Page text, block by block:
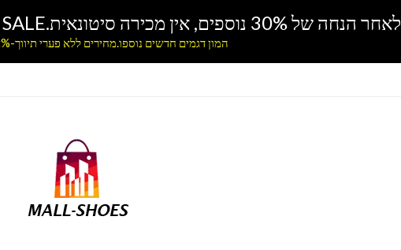
לאחר הנחה של 30% נוספים, אין מכירה סיטונאית.SPRING SALE
המון דגמים חדשים נוספו.מחירים ללא פערי תיווך-%Big Discount